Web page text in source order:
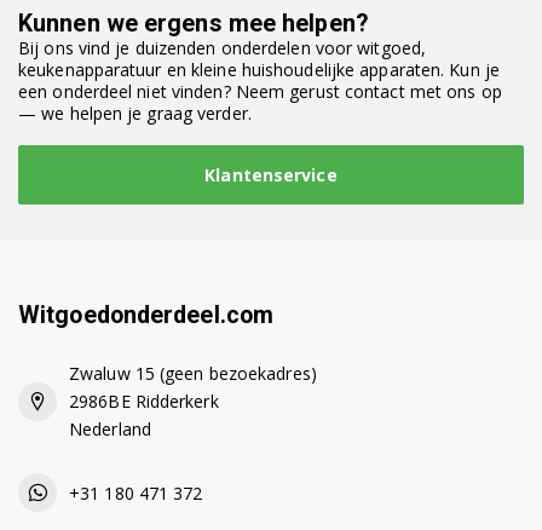
Kunnen we ergens mee helpen?
Bij ons vind je duizenden onderdelen voor witgoed,
keukenapparatuur en kleine huishoudelijke apparaten. Kun je
een onderdeel niet vinden? Neem gerust contact met ons op
— we helpen je graag verder.
Klantenservice
Witgoedonderdeel.com
Zwaluw 15 (geen bezoekadres)
2986BE Ridderkerk
Nederland
+31 180 471 372